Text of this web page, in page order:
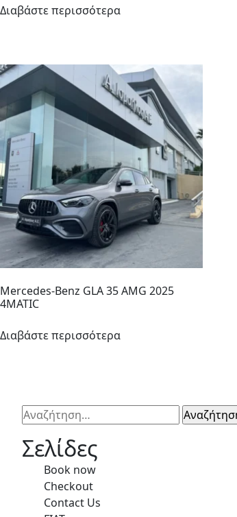
Διαβάστε περισσότερα
Mercedes-Benz GLA 35 AMG 2025
4MATIC
Διαβάστε περισσότερα
Αναζήτηση
για:
Σελίδες
Book now
Checkout
Contact Us